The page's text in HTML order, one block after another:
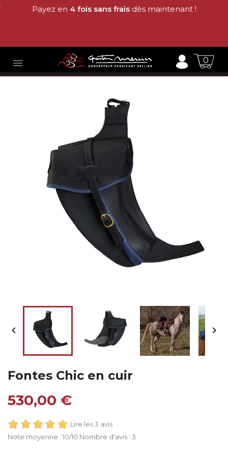
Payez en 4 fois sans fraisdès maintenant !
 0
 
Fontes Chic en cuir
530,00 €
Lire les 3 avis
Note moyenne : 10/10 Nombre d'avis : 3